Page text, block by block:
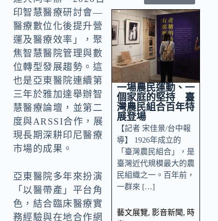
印智慧醫療研討會—
醫療數位化後提升營
運及醫療效率」，聚
焦智慧醫院管理與數
位轉型發展趨勢。這
也是亞東醫院連續第
三年於雅加達舉辦智
慧醫療論壇，並第二
度與ARSSI合作，展
現長期深耕印尼醫療
市場的成果。
亞東醫院多年來扮演
「以醫帶產」平台角
色，結合臨床醫療實
務經驗與在地合作網
一場農民運動、一
個家庭的堅持 臺
灣農民組合百年特
展登場
【記者 宋佳景/台中報
導】 1926年成立的
「臺灣農民組合」，是
臺灣近代規模最大的農
民組織之一。百年前，
一群來 […]
藝文展覽, 影音新聞, 時